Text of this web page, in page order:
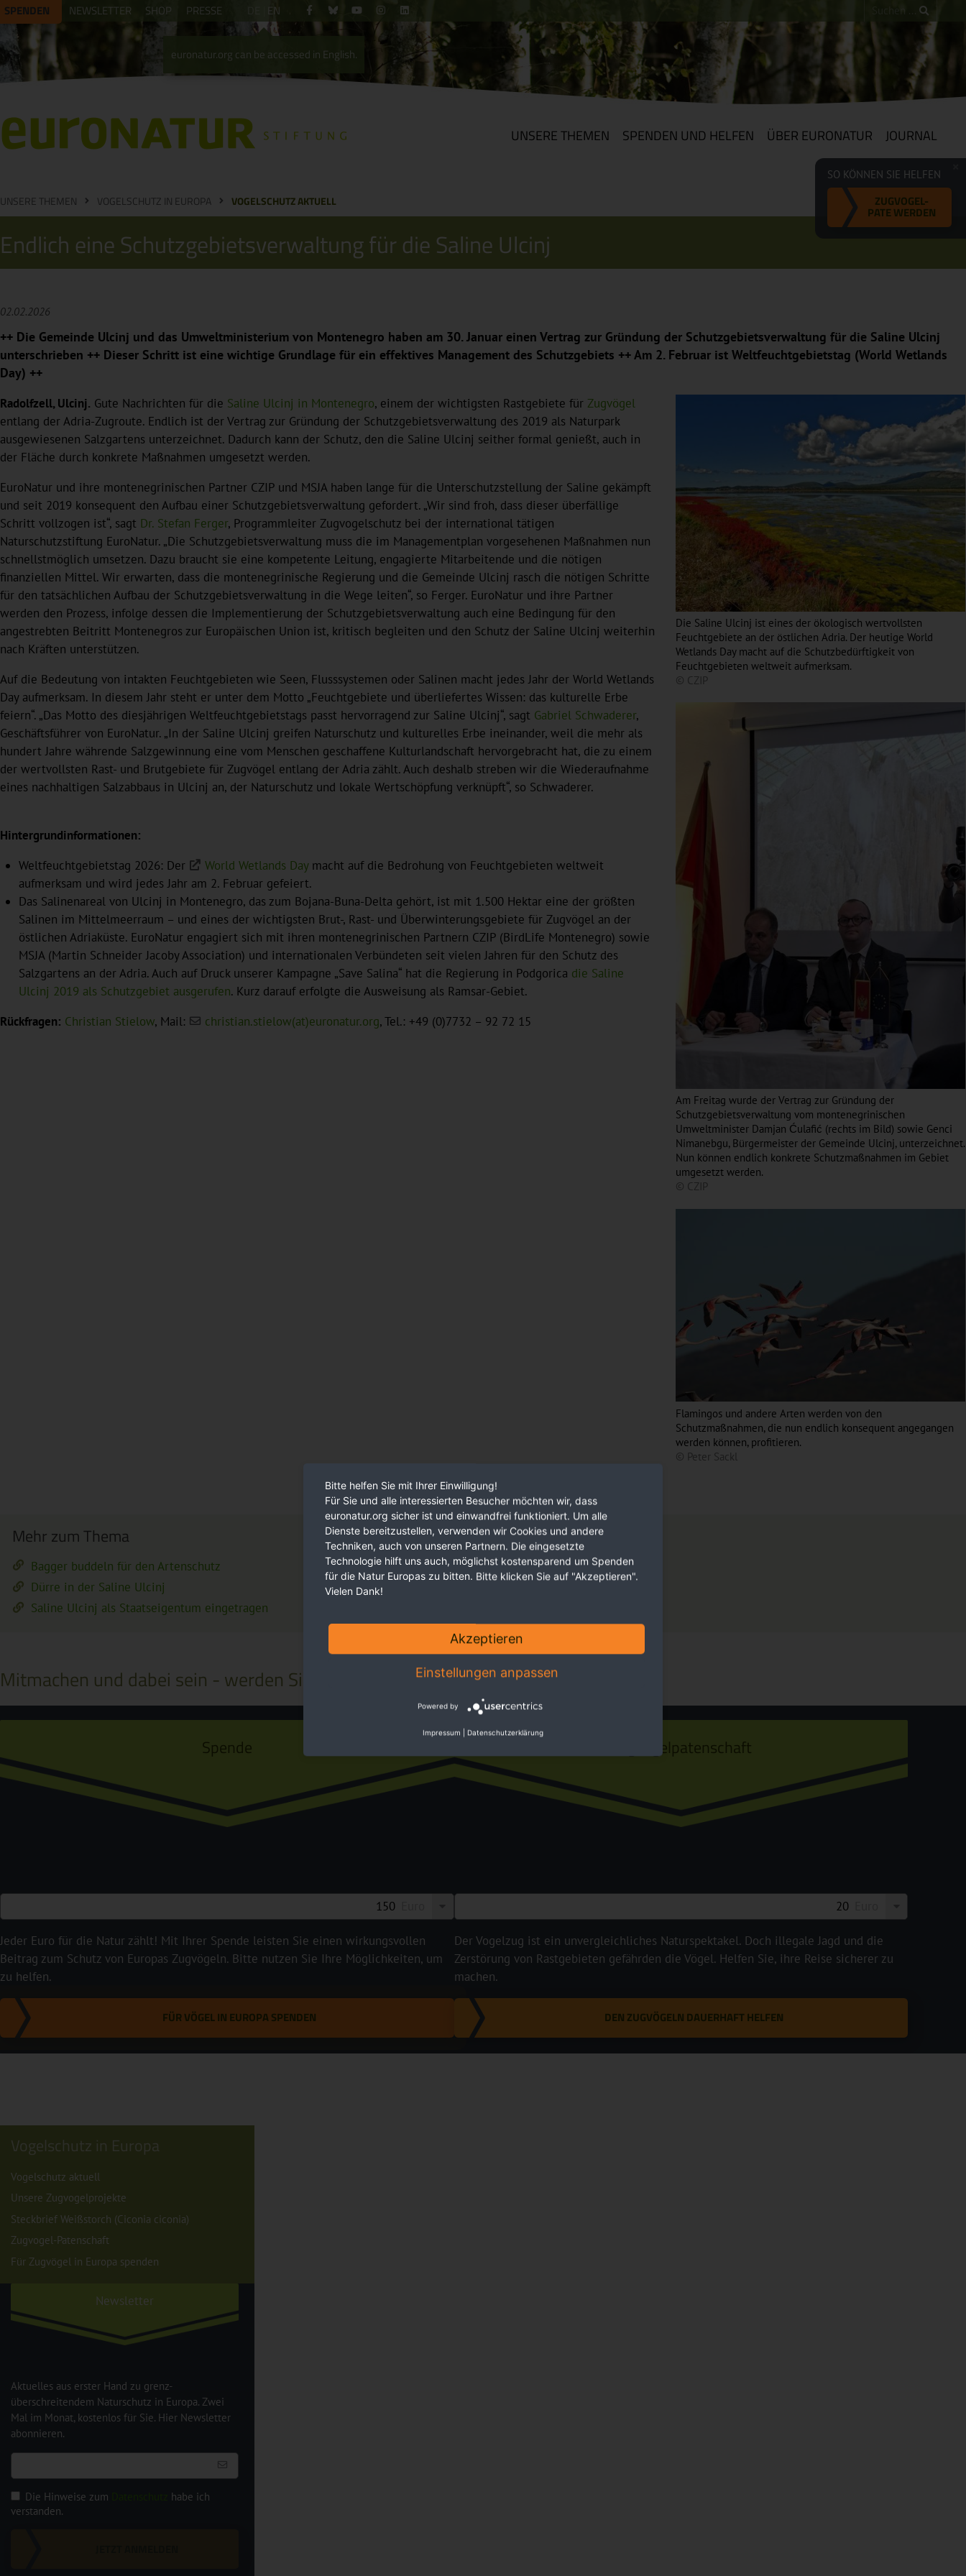
SPENDEN NEWSLETTER SHOP PRESSE
euronatur.org can be accessed in English.
EN
UNSERE THEMEN SPENDEN UND HELFEN ÜBER EURONATUR JOURNAL
SO KÖNNEN SIE HELFEN
ZUGVOGEL-
PATE WERDEN
UNSERE THEMEN VOGELSCHUTZ IN EUROPA VOGELSCHUTZ AKTUELL
Endlich eine Schutzgebietsverwaltung für die Saline Ulcinj
02.02.2026
++ Die Gemeinde Ulcinj und das Umweltministerium von Montenegro haben am 30. Januar einen Vertrag zur Gründung der Schutzgebietsverwaltung für die Saline Ulcinj
unterschrieben ++ Dieser Schritt ist eine wichtige Grundlage für ein effektives Management des Schutzgebiets ++ Am 2. Februar ist Weltfeuchtgebietstag (World Wetlands
Day) ++
Die Saline Ulcinj ist eines der ökologisch wertvollsten
Feuchtgebiete an der östlichen Adria. Der heutige World
Wetlands Day macht auf die Schutzbedürftigkeit von
Feuchtgebieten weltweit aufmerksam.
© CZIP
Am Freitag wurde der Vertrag zur Gründung der
Schutzgebietsverwaltung vom montenegrinischen
Umweltminister Damjan Ćulafić (rechts im Bild) sowie Genci
Nimanebgu, Bürgermeister der Gemeinde Ulcinj, unterzeichnet.
Nun können endlich konkrete Schutzmaßnahmen im Gebiet
umgesetzt werden.
© CZIP
Flamingos und andere Arten werden von den
Schutzmaßnahmen, die nun endlich konsequent angegangen
werden können, profitieren.
© Peter Sackl
Radolfzell, Ulcinj. Gute Nachrichten für die Saline Ulcinj in Montenegro, einem der wichtigsten Rastgebiete für Zugvögel
entlang der Adria-Zugroute. Endlich ist der Vertrag zur Gründung der Schutzgebietsverwaltung des 2019 als Naturpark
ausgewiesenen Salzgartens unterzeichnet. Dadurch kann der Schutz, den die Saline Ulcinj seither formal genießt, auch in
der Fläche durch konkrete Maßnahmen umgesetzt werden.
EuroNatur und ihre montenegrinischen Partner CZIP und MSJA haben lange für die Unterschutzstellung der Saline gekämpft
und seit 2019 konsequent den Aufbau einer Schutzgebietsverwaltung gefordert. „Wir sind froh, dass dieser überfällige
Schritt vollzogen ist“, sagt Dr. Stefan Ferger, Programmleiter Zugvogelschutz bei der international tätigen
Naturschutzstiftung EuroNatur. „Die Schutzgebietsverwaltung muss die im Managementplan vorgesehenen Maßnahmen nun
schnellstmöglich umsetzen. Dazu braucht sie eine kompetente Leitung, engagierte Mitarbeitende und die nötigen
finanziellen Mittel. Wir erwarten, dass die montenegrinische Regierung und die Gemeinde Ulcinj rasch die nötigen Schritte
für den tatsächlichen Aufbau der Schutzgebietsverwaltung in die Wege leiten“, so Ferger. EuroNatur und ihre Partner
werden den Prozess, infolge dessen die Implementierung der Schutzgebietsverwaltung auch eine Bedingung für den
angestrebten Beitritt Montenegros zur Europäischen Union ist, kritisch begleiten und den Schutz der Saline Ulcinj weiterhin
nach Kräften unterstützen.
Auf die Bedeutung von intakten Feuchtgebieten wie Seen, Flusssystemen oder Salinen macht jedes Jahr der World Wetlands
Day aufmerksam. In diesem Jahr steht er unter dem Motto „Feuchtgebiete und überliefertes Wissen: das kulturelle Erbe
feiern“. „Das Motto des diesjährigen Weltfeuchtgebietstags passt hervorragend zur Saline Ulcinj“, sagt Gabriel Schwaderer,
Geschäftsführer von EuroNatur. „In der Saline Ulcinj greifen Naturschutz und kulturelles Erbe ineinander, weil die mehr als
hundert Jahre währende Salzgewinnung eine vom Menschen geschaffene Kulturlandschaft hervorgebracht hat, die zu einem
der wertvollsten Rast- und Brutgebiete für Zugvögel entlang der Adria zählt. Auch deshalb streben wir die Wiederaufnahme
eines nachhaltigen Salzabbaus in Ulcinj an, der Naturschutz und lokale Wertschöpfung verknüpft“, so Schwaderer.
Hintergrundinformationen:
Weltfeuchtgebietstag 2026: Der
World Wetlands Daymacht auf die Bedrohung von Feuchtgebieten weltweit
aufmerksam und wird jedes Jahr am 2. Februar gefeiert.
Das Salinenareal von Ulcinj in Montenegro, das zum Bojana-Buna-Delta gehört, ist mit 1.500 Hektar eine der größten
Salinen im Mittelmeerraum – und eines der wichtigsten Brut-, Rast- und Überwinterungsgebiete für Zugvögel an der
östlichen Adriaküste. EuroNatur engagiert sich mit ihren montenegrinischen Partnern CZIP (BirdLife Montenegro) sowie
MSJA (Martin Schneider Jacoby Association) und internationalen Verbündeten seit vielen Jahren für den Schutz des
Salzgartens an der Adria. Auch auf Druck unserer Kampagne „Save Salina“ hat die Regierung in Podgorica die Saline
Ulcinj 2019 als Schutzgebiet ausgerufen. Kurz darauf erfolgte die Ausweisung als Ramsar-Gebiet.
Rückfragen: Christian Stielow, Mail: christian.stielow(at)euronatur.org, Tel.: +49 (0)7732 – 92 72 15
Mehr zum Thema
Bagger buddeln für den Artenschutz
Dürre in der Saline Ulcinj
Saline Ulcinj als Staatseigentum eingetragen
Mitmachen und dabei sein - werden Sie aktiv
Spende
Jeder Euro für die Natur zählt! Mit Ihrer Spende leisten Sie einen wirkungsvollen
Beitrag zum Schutz von Europas Zugvögeln. Bitte nutzen Sie Ihre Möglichkeiten, um
zu helfen.
FÜR VÖGEL IN EUROPA SPENDEN
Zugvogelpatenschaft
Der Vogelzug ist ein unvergleichliches Naturspektakel. Doch illegale Jagd und die
Zerstörung von Rastgebieten gefährden die Vögel. Helfen Sie, ihre Reise sicherer zu
machen.
DEN ZUGVÖGELN DAUERHAFT HELFEN
Vogelschutz in Europa
Vogelschutz aktuell
Unsere Zugvogelprojekte
Steckbrief Weißstorch (Ciconia ciconia)
Zugvogel-Patenschaft
Für Zugvögel in Europa spenden
Newsletter
Aktuelles aus erster Hand zu grenz-
überschreitendem Naturschutz in Europa. Zwei
Mal im Monat, kostenlos für Sie. Hier Newsletter
abonnieren.
Die Hinweise zum
habe ich
verstanden.
Bitte helfen Sie mit Ihrer Einwilligung!
Für Sie und alle interessierten Besucher möchten wir, dass
euronatur.org sicher ist und einwandfrei funktioniert. Um alle
Dienste bereitzustellen, verwenden wir Cookies und andere
Techniken, auch von unseren Partnern. Die eingesetzte
Technologie hilft uns auch, möglichst kostensparend um Spenden
für die Natur Europas zu bitten. Bitte klicken Sie auf "Akzeptieren".
Vielen Dank!
Akzeptieren
Einstellungen anpassen
Powered by
Impressum Datenschutzerklärung